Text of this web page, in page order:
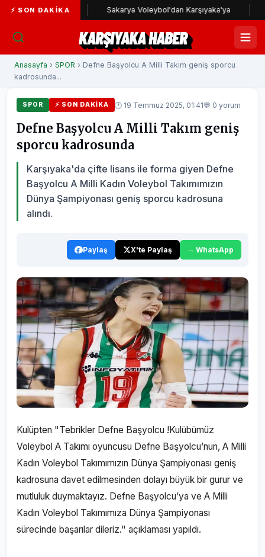
⚡ SON DAKIKA
yolunda Sakarya Voleybol'dan Karşıyaka'ya
KARŞIYAKA HABER
Anasayfa › SPOR › Defne Başyolcu A Milli Takım geniş sporcu
kadrosunda...
SPOR ⚡ SON DAKIKA 🕐 19 Temmuz 2025, 01:41💬 0 yorum
Defne Başyolcu A Milli Takım geniş
sporcu kadrosunda
Karşıyaka'da çifte lisans ile forma giyen Defne
Başyolcu A Milli Kadın Voleybol Takımımızın
Dünya Şampiyonası geniş sporcu kadrosuna
alındı.
Paylaş X'te Paylaş WhatsApp
Kulüpten "Tebrikler Defne Başyolcu !Kulübümüz
Voleybol A Takımı oyuncusu Defne Başyolcu’nun, A Milli
Kadın Voleybol Takımımızın Dünya Şampiyonası geniş
kadrosuna davet edilmesinden dolayı büyük bir gurur ve
mutluluk duymaktayız. Defne Başyolcu’ya ve A Milli
Kadın Voleybol Takımımıza Dünya Şampiyonası
sürecinde başarılar dileriz." açıklaması yapıldı.